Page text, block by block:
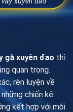
gà xuyên đao thì
quan trọng.
rèn luyện về
chiến kê
kết hợp với môi